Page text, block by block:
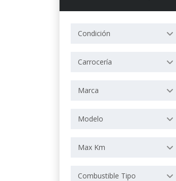
Condición
Carrocería
Marca
Modelo
Max Km
Combustible Tipo